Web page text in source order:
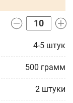
4-5 штук
500 грамм
2 штуки